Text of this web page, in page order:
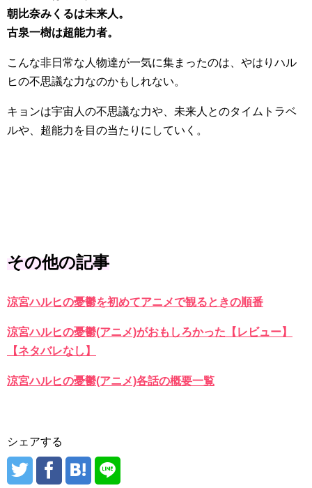
朝比奈みくるは未来人。
古泉一樹は超能力者。
こんな非日常な人物達が一気に集まったのは、やはりハル
ヒの不思議な力なのかもしれない。
キョンは宇宙人の不思議な力や、未来人とのタイムトラベ
ルや、超能力を目の当たりにしていく。
その他の記事
涼宮ハルヒの憂鬱を初めてアニメで観るときの順番
涼宮ハルヒの憂鬱(アニメ)がおもしろかった【レビュー】
【ネタバレなし】
涼宮ハルヒの憂鬱(アニメ)各話の概要一覧
シェアする